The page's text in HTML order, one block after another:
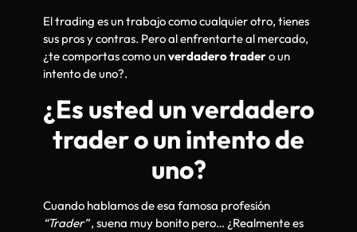
El trading es un trabajo como cualquier otro, tienes
sus pros y contras. Pero al enfrentarte al mercado,
¿te comportas como unverdadero tradero un
intento de uno?.
¿Es usted un verdadero
trader o un intento de
uno?
Cuando hablamos de esa famosa profesión
“Trader”, suena muy bonito pero… ¿Realmente es